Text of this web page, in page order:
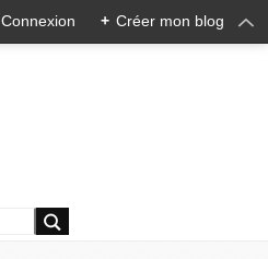
Connexion + Créer mon blog